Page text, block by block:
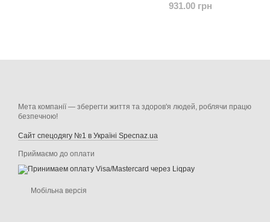
931.00 грн
Мета компанії — зберегти життя та здоров'я людей, роблячи працю
безпечною!
Сайт спецодягу №1 в Україні Specnaz.ua
Приймаємо до оплати
Мобільна версія